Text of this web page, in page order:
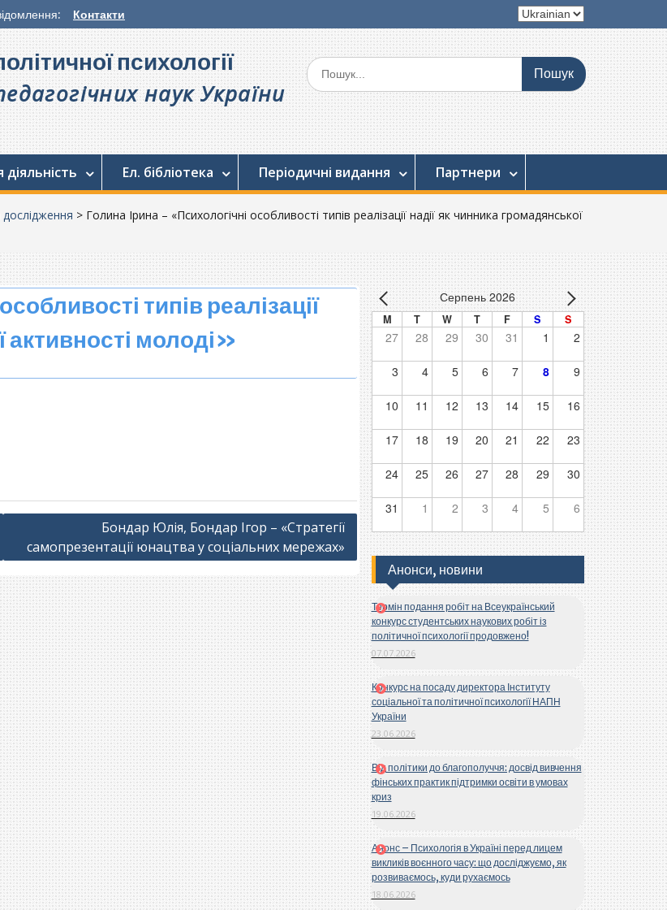
Контакти
Вибрати
мову
психології
наук України
Шукати:
діяльність Ел. бібліотека Періодичні видання Партнери
дослідження > Голина Ірина – «Психологічні особливості типів реалізації надії як чинника громадянської
типів реалізації
активності молоді»
Бондар Юлія, Бондар Ігор – «Стратегії
самопрезентації юнацтва у соціальних мережах»
Серпень 2026
M T W T F S S
27 28 29 30 31 1 2
3 4 5 6 7 8 9
10 11 12 13 14 15 16
17 18 19 20 21 22 23
24 25 26 27 28 29 30
31 1 2 3 4 5 6
Анонси, новини
Термін подання робіт на Всеукраїнський
конкурс студентських наукових робіт із
політичної психології продовжено!
07.07.2026
Конкурс на посаду директора Інституту
соціальної та політичної психології НАПН
України
23.06.2026
Від політики до благополуччя: досвід вивчення
фінських практик підтримки освіти в умовах
криз
19.06.2026
Анонс – Психологія в Україні перед лицем
викликів воєнного часу: що досліджуємо, як
розвиваємось, куди рухаємось
18.06.2026